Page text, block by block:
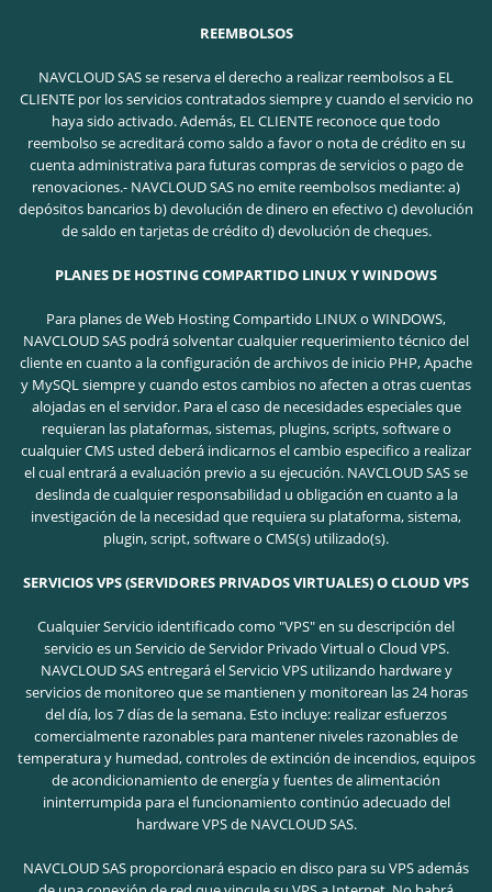
REEMBOLSOS
NAVCLOUD SAS se reserva el derecho a realizar reembolsos a EL
CLIENTE por los servicios contratados siempre y cuando el servicio no
haya sido activado. Además, EL CLIENTE reconoce que todo
reembolso se acreditará como saldo a favor o nota de crédito en su
cuenta administrativa para futuras compras de servicios o pago de
renovaciones.- NAVCLOUD SAS no emite reembolsos mediante: a)
depósitos bancarios b) devolución de dinero en efectivo c) devolución
de saldo en tarjetas de crédito d) devolución de cheques.
PLANES DE HOSTING COMPARTIDO LINUX Y WINDOWS
Para planes de Web Hosting Compartido LINUX o WINDOWS,
NAVCLOUD SAS podrá solventar cualquier requerimiento técnico del
cliente en cuanto a la configuración de archivos de inicio PHP, Apache
y MySQL siempre y cuando estos cambios no afecten a otras cuentas
alojadas en el servidor. Para el caso de necesidades especiales que
requieran las plataformas, sistemas, plugins, scripts, software o
cualquier CMS usted deberá indicarnos el cambio especifico a realizar
el cual entrará a evaluación previo a su ejecución. NAVCLOUD SAS se
deslinda de cualquier responsabilidad u obligación en cuanto a la
investigación de la necesidad que requiera su plataforma, sistema,
plugin, script, software o CMS(s) utilizado(s).
SERVICIOS VPS (SERVIDORES PRIVADOS VIRTUALES) O CLOUD VPS
Cualquier Servicio identificado como "VPS" en su descripción del
servicio es un Servicio de Servidor Privado Virtual o Cloud VPS.
NAVCLOUD SAS entregará el Servicio VPS utilizando hardware y
servicios de monitoreo que se mantienen y monitorean las 24 horas
del día, los 7 días de la semana. Esto incluye: realizar esfuerzos
comercialmente razonables para mantener niveles razonables de
temperatura y humedad, controles de extinción de incendios, equipos
de acondicionamiento de energía y fuentes de alimentación
ininterrumpida para el funcionamiento continúo adecuado del
hardware VPS de NAVCLOUD SAS.
NAVCLOUD SAS proporcionará espacio en disco para su VPS además